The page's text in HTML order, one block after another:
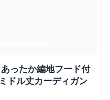
ったか編地フード付
ドル丈カーディガン